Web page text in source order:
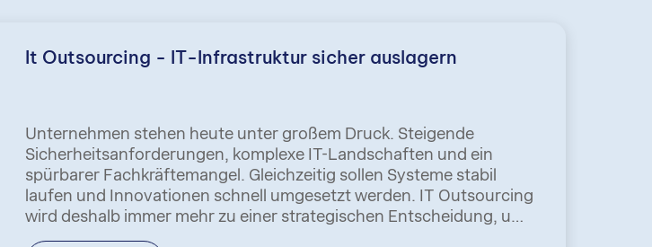
It Outsourcing - IT-Infrastruktur sicher auslagern
Unternehmen stehen heute unter großem Druck. Steigende
Sicherheitsanforderungen, komplexe IT-Landschaften und ein
spürbarer Fachkräftemangel. Gleichzeitig sollen Systeme stabil
laufen und Innovationen schnell umgesetzt werden. IT Outsourcing
wird deshalb immer mehr zu einer strategischen Entscheidung, um
die eigene IT zukunftsfähig zu machen.